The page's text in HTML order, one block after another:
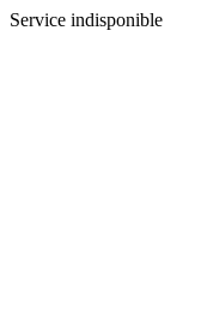
Service indisponible